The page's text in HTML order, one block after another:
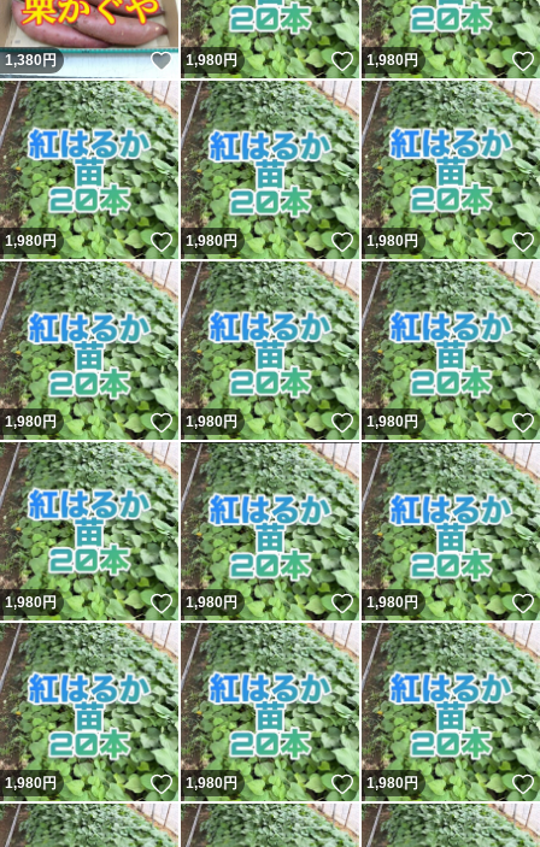
1,380円 いいね！
1,980円 いいね！
1,980円
1,980円 いいね！
1,980円 いいね！
1,980円
1,980円 いいね！
1,980円 いいね！
1,980円
1,980円 いいね！
1,980円 いいね！
1,980円
1,980円 いいね！
1,980円 いいね！
1,980円